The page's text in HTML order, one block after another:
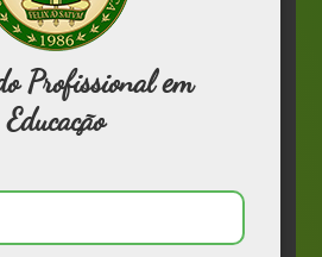
Profissional em
Educação